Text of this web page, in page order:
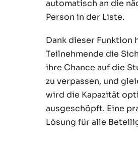
automatisch an die
Person in der Liste.
Dank dieser Funktion
Teilnehmende die
ihre Chance auf die
zu verpassen, und
wird die Kapazität
ausgeschöpft. Eine
Lösung für alle